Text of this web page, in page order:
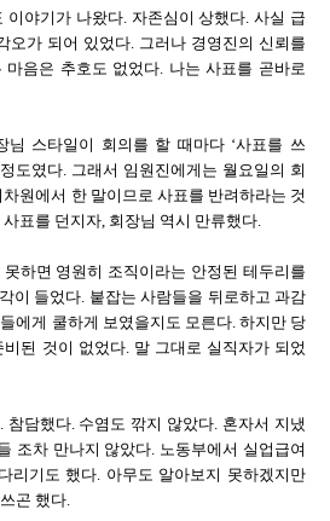
이야기가 나왔다. 자존심이 상했다. 사실 급
오가 되어 있었다. 그러나 경영진의 신뢰를
음은 추호도 없었다. 나는 사표를 곧바로
님 스타일이 회의를 할 때마다 ‘사표를 쓰
도였다. 그래서 임원진에게는 월요일의 회
원에서 한 말이므로 사표를 반려하라는 것
표를 던지자, 회장님 역시 만류했다.
하면 영원히 조직이라는 안정된 테두리를
이 들었다. 붙잡는 사람들을 뒤로하고 과감
에게 쿨하게 보였을지도 모른다. 하지만 당
된 것이 없었다. 말 그대로 실직자가 되었
참담했다. 수염도 깎지 않았다. 혼자서 지냈
조차 만나지 않았다. 노동부에서 실업급여
리기도 했다. 아무도 알아보지 못하겠지만
곤 했다.